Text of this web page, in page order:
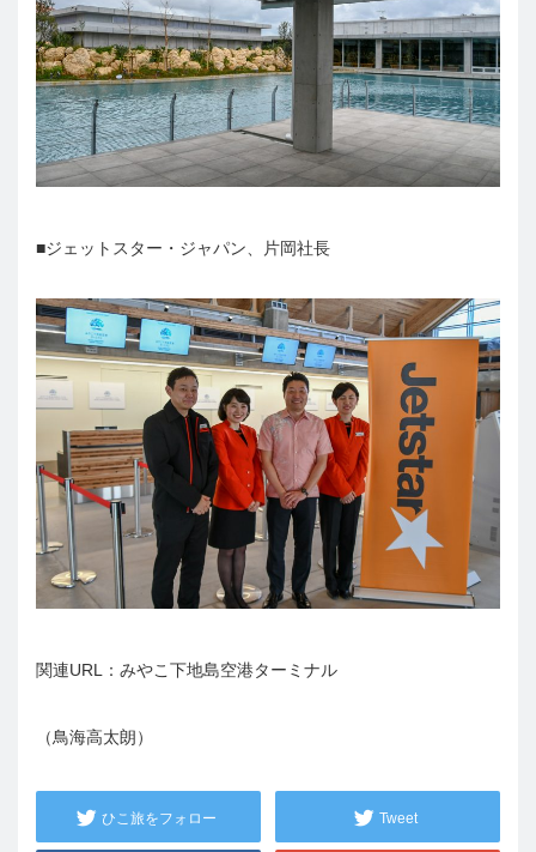
■ジェットスター・ジャパン、片岡社長
関連URL： みやこ下地島空港ターミナル
（鳥海高太朗）
ひこ旅をフォロー Tweet